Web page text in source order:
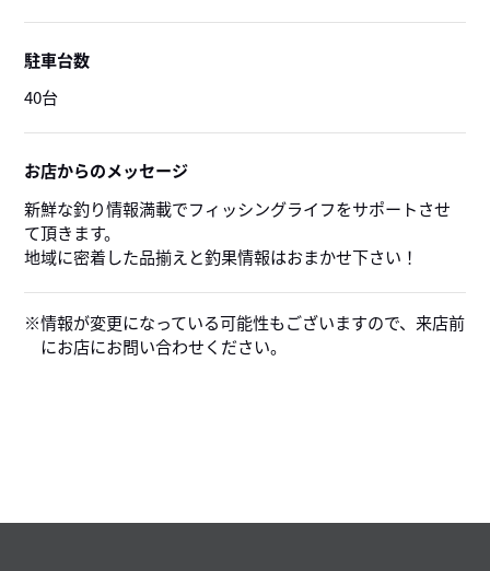
駐車台数
40台
お店からのメッセージ
新鮮な釣り情報満載でフィッシングライフをサポートさせ
て頂きます。
地域に密着した品揃えと釣果情報はおまかせ下さい！